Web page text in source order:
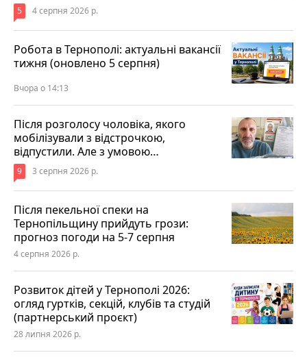
5 4 серпня 2026 р.
Робота в Тернополі: актуальні вакансії
тижня (оновлено 5 серпня)
Вчора о 14:13
Після розголосу чоловіка, якого
мобілізували з відстрочкою,
відпустили. Але з умовою…
9 3 серпня 2026 р.
Після пекельної спеки на
Тернопільщину прийдуть грози:
прогноз погоди на 5-7 серпня
4 серпня 2026 р.
Розвиток дітей у Тернополі 2026:
огляд гуртків, секцій, клубів та студій
(партнерський проєкт)
28 липня 2026 р.